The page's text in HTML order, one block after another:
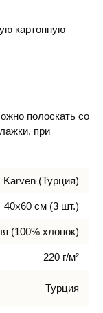
картонную
полоскать со
при
Karven (Турция)
40х60 см (3 шт.)
(100% хлопок)
220 г/м²
Турция